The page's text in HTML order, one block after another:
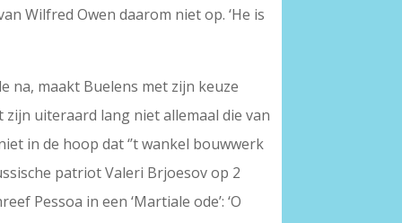
Wilfred Owen daarom niet op. ‘He is
na, maakt Buelens met zijn keuze
uiteraard lang niet allemaal die van
in de hoop dat ‘’t wankel bouwwerk
patriot Valeri Brjoesov op 2
Pessoa in een ‘Martiale ode’: ‘O